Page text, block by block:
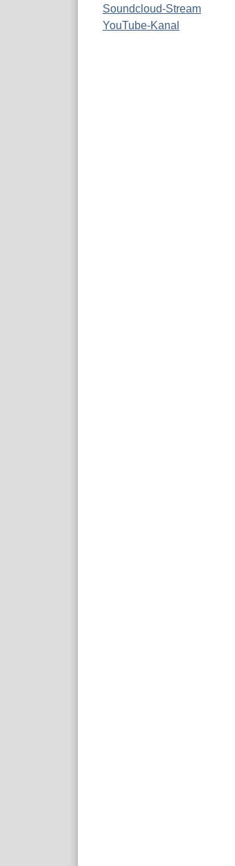
Soundcloud-Stream
YouTube-Kanal